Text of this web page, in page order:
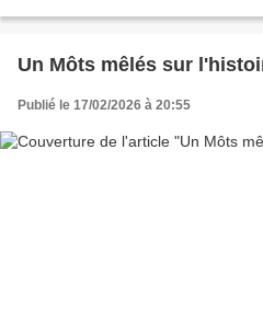
Un Môts mêlés sur
Publié le 17/02/2026 à 20:55